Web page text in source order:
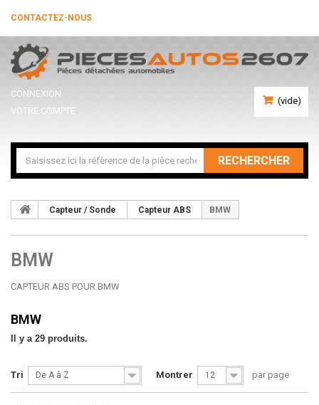
CONTACTEZ-NOUS
(vide)
CONNEXION
VOTRE COMPTE
RECHERCHER
Capteur / Sonde Capteur ABS BMW
BMW
CAPTEUR ABS POUR BMW
BMW
Il y a 29 produits.
Tri De A à Z Montrer 12 par page